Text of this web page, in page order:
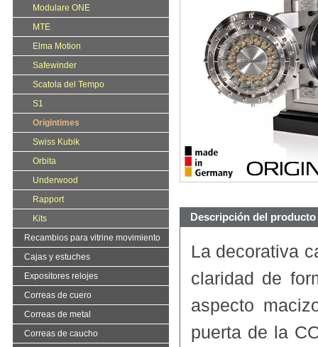
Descripción del producto
La decorativa
claridad de
aspecto
puerta de la
Modulare ONE
MTE
Elma Motion
Safewinder
Scatola del Tempo
S1
Origintimes
Swiss Kubik
Orbita
Underwood
Rapport
Kits
Recambios para vitrine movimiento
Cajas y estuches
Expositores relojes
Correas de cuero
Correas de metal
Correas de caucho